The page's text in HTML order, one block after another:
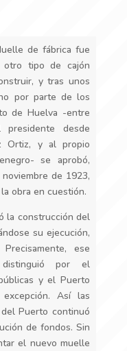
de fábrica fue
otro tipo de cajón
y tras unos
por parte de los
de Huelva -entre
desde
Ortiz, y al propio
se aprobó,
de 1923,
obra en cuestión.
la construcción del
su ejecución,
ese
por el
y el Puerto
Así las
Puerto continuó
de fondos. Sin
el nuevo muelle